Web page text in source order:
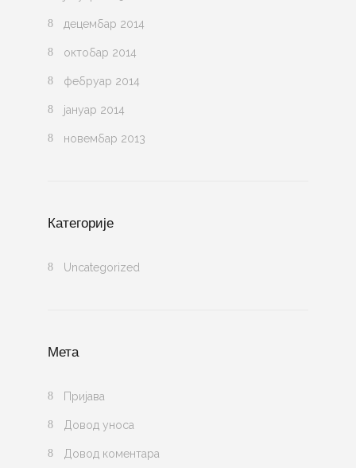
децембар 2014
октобар 2014
фебруар 2014
јануар 2014
новембар 2013
Категорије
Uncategorized
Мета
Пријава
Довод уноса
Довод коментара